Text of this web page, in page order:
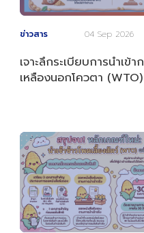
ข่าวสาร 04 Sep 2026
เจาะลึกระเบียบการนำเข้า
เหลืองนอกโควตา